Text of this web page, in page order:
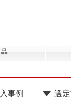
事例 選